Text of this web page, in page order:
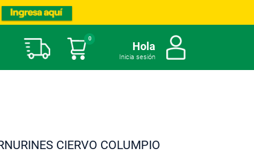
Mi carrito
0
Hola
Inicia sesión
CIERVO COLUMPIO